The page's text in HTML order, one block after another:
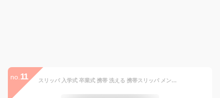
no. 11 スリッパ 入学式 卒業式 携帯 洗える 携帯スリッパ メンズ レディース 収納袋付き 幼稚園 参観日 上履き 旅行 飛行機 文化祭 お遊戯会 発表会 お受験 屋内用 ふっくら 薄型 3サイズ 携帯に便利なポーチ付き (ok-ks1900)【翌日配送対応】